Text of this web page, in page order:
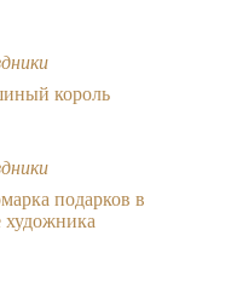
король
подарков в